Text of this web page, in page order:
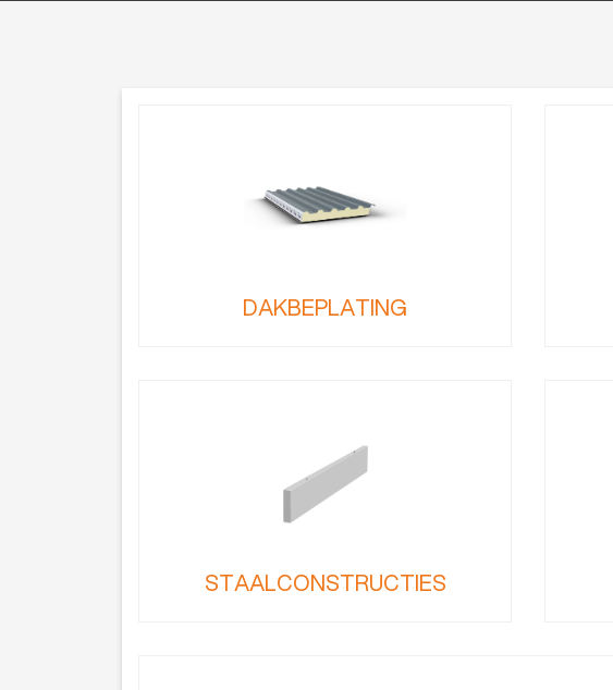
DAKBEPLATING
STAALCONSTRUCTIES